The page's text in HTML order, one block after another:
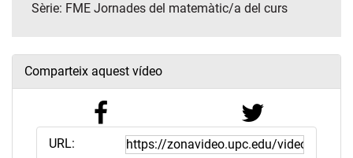
Sèrie: FME Jornades del matemàtic/a del curs
Comparteix aquest vídeo
URL: